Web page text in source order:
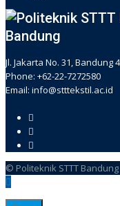
Bandung
Jl. Jakarta No. 31, Bandung
Phone: +62-22-7272580
Email: info@stttekstil.ac.id
© Politeknik STTT Bandung